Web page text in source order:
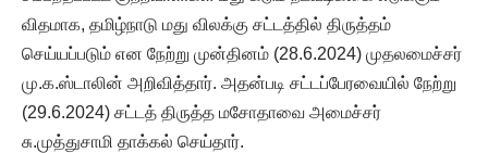
விதமாக, தமிழ்நாடு மது விலக்கு சட்டத்தில் திருத்தம்
செய்யப்படும் என நேற்று முன்தினம் (28.6.2024) முதலமைச்சர்
மு.க.ஸ்டாலின் அறிவித்தார். அதன்படி சட்டப்பேரவையில் நேற்று
(29.6.2024) சட்டத் திருத்த மசோதாவை அமைச்சர்
சு.முத்துசாமி தாக்கல் செய்தார்.